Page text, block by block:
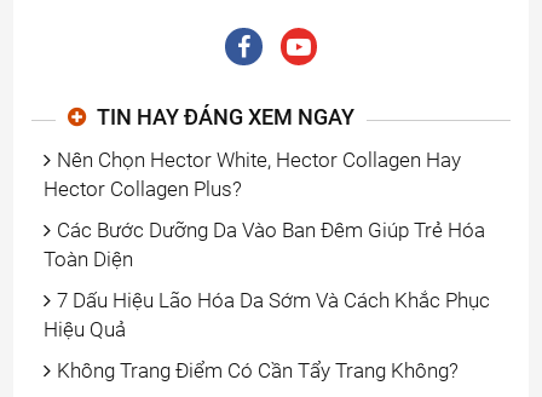
TIN HAY ĐÁNG XEM NGAY
Nên Chọn Hector White, Hector Collagen Hay
Hector Collagen Plus?
Các Bước Dưỡng Da Vào Ban Đêm Giúp Trẻ Hóa
Toàn Diện
7 Dấu Hiệu Lão Hóa Da Sớm Và Cách Khắc Phục
Hiệu Quả
Không Trang Điểm Có Cần Tẩy Trang Không?